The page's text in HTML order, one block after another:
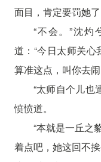
面目，肯定要罚她了
“不会。”沈灼
道：“今日太师关
算准这点，叫你去闹
“太师自个儿也
愤愤道。
“本就是一丘之
着点吧，她这回不